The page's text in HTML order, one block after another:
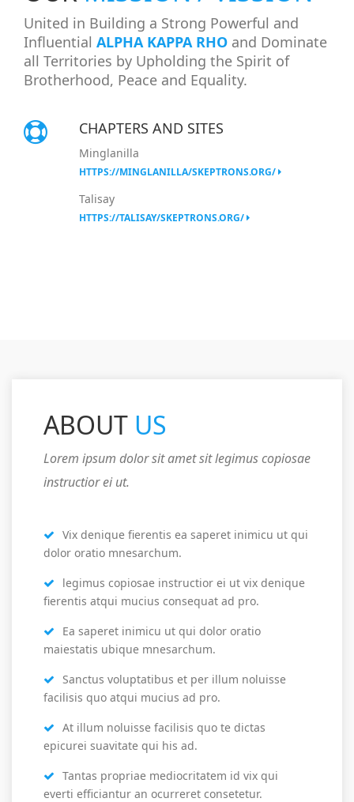
United in Building a Strong Powerful and
Influential ALPHA KAPPA RHO and Dominate
all Territories by Upholding the Spirit of
Brotherhood, Peace and Equality.
CHAPTERS AND SITES
Minglanilla
HTTPS://MINGLANILLA/SKEPTRONS.ORG/
Talisay
HTTPS://TALISAY/SKEPTRONS.ORG/
ABOUT US
Lorem ipsum dolor sit amet sit legimus copiosae
instructior ei ut.
Vix denique fierentis ea saperet inimicu ut qui
dolor oratio mnesarchum.
legimus copiosae instructior ei ut vix denique
fierentis atqui mucius consequat ad pro.
Ea saperet inimicu ut qui dolor oratio
maiestatis ubique mnesarchum.
Sanctus voluptatibus et per illum noluisse
facilisis quo atqui mucius ad pro.
At illum noluisse facilisis quo te dictas
epicurei suavitate qui his ad.
Tantas propriae mediocritatem id vix qui
everti efficiantur an ocurreret consetetur.